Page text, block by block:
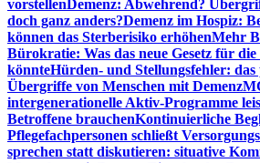
vorstellenDemenz: Abwehrend?
doch ganz anders?Demenz im Hospiz:
können das Sterberisiko erhöhenMehr
Bürokratie: Was das neue Gesetz für
könnteHürden- und Stellungsfehler:
Übergriffe von Menschen mit Demenz
intergenerationelle Aktiv-Programme
Betroffene brauchenKontinuierliche
Pflegefachpersonen schließt
sprechen statt diskutieren: situative